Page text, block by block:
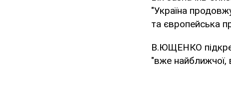
"Україна
та європейська
В.ЮЩЕНКО
"вже найближчої,